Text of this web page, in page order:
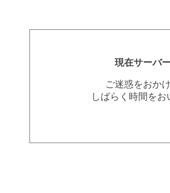
現在サーバ
ご迷惑をおか
しばらく時間を